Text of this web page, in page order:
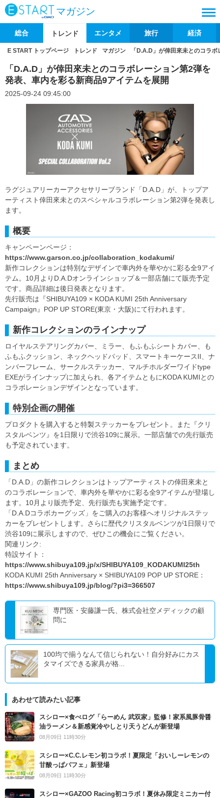
マガジン
総合 トレンド エンタメ 旅行 経済
E START トップページ トレンド マガジン 「D.A.D」が倖田來未とのコラ
「D.A.D」が倖田來未とのコラボレーション第2弾を
発表、車内を彩る新商品9アイテムを展開
2025-09-24 09:45:00
ラグジュアリーカーアクセサリーブランド「D.A.D」が、トップア
ーティスト倖田來未とのスペシャルコラボレーション第2弾を発表し
ます。
概要
キャンペーンページ：
https://www.garson.co.jp/collaboration_kodakumi/
新作コレクションは特別なデザインで車内外を華やかに彩る全9アイ
テム。10月よりD.A.Dオンラインショップ＆一部店舗にて販売予定
です。商品詳細は後日発表となります。
先行販売は『SHIBUYA109 × KODA KUMI 25th Anniversary
Campaign』POP UP STORE(東京・大阪)にて行われます。
新作コレクションのラインナップ
ロイヤルステアリングカバー、ミラー、もふもふシートカバー、も
ふもふクッション、ネックヘッドパッド、スマートキーケースII、ナ
ンバーフレーム、サークルステッカー、マルチホルダーワイドtype
EXEがラインナップに加えられ、各アイテムともにKODA KUMIとの
コラボレーションデザインとなっています。
特別企画の開催
プロダクトを購入すると特製ステッカーをプレゼント。また『クリ
スタルベンツ』を1日限りで渋谷109に展示。一部店舗での先行販売
も予定されています。
まとめ
「D.A.D」の新作コレクションはトップアーティストの倖田來未と
のコラボレーションで、車内外を華やかに彩る全9アイテムが登場し
ます。10月より販売予定、先行販売も実施予定です。
「D.A.Dコラボカーグッズ」をご購入のお客様へオリジナルステッ
カーをプレゼントします。さらに歴代クリスタルベンツが1日限りで
渋谷109に展示しますので、ぜひこの機会にご覧ください。
関連リンク:
特設サイト：
https://www.shibuya109.jp/x/SHIBUYA109_KODAKUMI25th
KODA KUMI 25th Anniversary × SHIBUYA109 POP UP STORE：
https://www.shibuya109.jp/blog/?pi3=366507
専門医・安藤謙一氏、株式会社空メディックの顧
問に
100均で揃うなんて信じられない！自分好みにカス
タマイズできる家具が格...
あわせて読みたい記事
スシロー×食べログ「らーめん 武双家」監修！家系風豚骨醤
油ラーメン＆新感覚冷やしとり天うどんが新登場
08月09日 11時30分
スシロー×C.C.レモン初コラボ！夏限定「おいしーレモンの
甘酸っぱパフェ」新登場
08月09日 11時30分
スシロー×GAZOO Racing初コラボ！夏休み限定ミニカー付